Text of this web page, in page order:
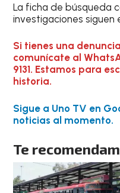
La ficha de búsqueda
investigaciones siguen
Si tienes una
comunícate al
9131. Estamos para
historia.
Sigue a Uno TV en
noticias al momento.
Te